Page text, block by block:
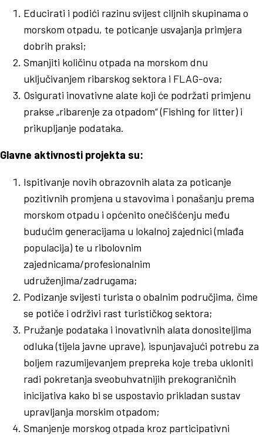
Educirati i podići razinu svijest ciljnih skupinama o
morskom otpadu, te poticanje usvajanja primjera
dobrih praksi;
Smanjiti količinu otpada na morskom dnu
uključivanjem ribarskog sektora i FLAG-ova;
Osigurati inovativne alate koji će podržati primjenu
prakse „ribarenje za otpadom“ (Fishing for litter) i
prikupljanje podataka.
Glavne aktivnosti projekta su:
Ispitivanje novih obrazovnih alata za poticanje
pozitivnih promjena u stavovima i ponašanju prema
morskom otpadu i općenito onečišćenju među
budućim generacijama u lokalnoj zajednici (mlađa
populacija) te u ribolovnim
zajednicama/profesionalnim
udruženjima/zadrugama;
Podizanje svijesti turista o obalnim područjima, čime
se potiče i održivi rast turističkog sektora;
Pružanje podataka i inovativnih alata donositeljima
odluka (tijela javne uprave), ispunjavajući potrebu za
boljem razumijevanjem prepreka koje treba ukloniti
radi pokretanja sveobuhvatnijih prekograničnih
inicijativa kako bi se uspostavio prikladan sustav
upravljanja morskim otpadom;
Smanjenje morskog otpada kroz participativni